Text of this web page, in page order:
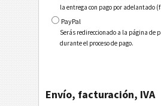
la entrega con pago por adelantado
PayPal
Serás redireccionado a la página de
durante el proceso de pago.
Envío, facturación, IVA